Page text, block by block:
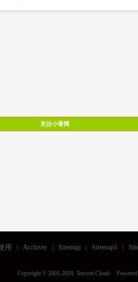
关注小香网
用 Archiver Sitemap Sitemap1
Copyright © 2001-2020, Tencent Cloud.